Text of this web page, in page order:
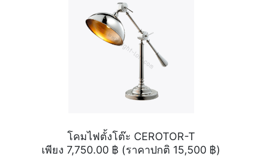
โคมไฟตั้งโต๊ะ CEROTOR-T
เพียง 7,750.00 ฿ (ราคาปกติ 15,500 ฿)